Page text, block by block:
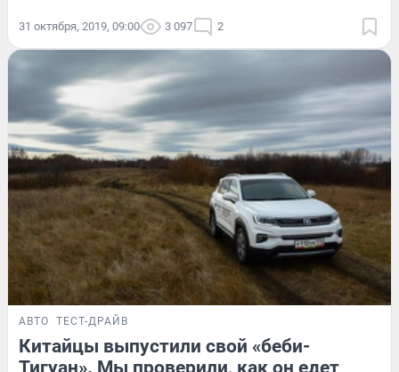
31 октября, 2019, 09:00 3 097 2
АВТО ТЕСТ-ДРАЙВ
Китайцы выпустили свой «беби-
Тигуан». Мы проверили, как он едет